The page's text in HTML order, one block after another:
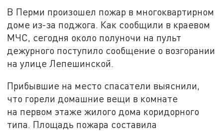
В Перми произошел пожар в многоквартирном
доме из-за поджога. Как сообщили в краевом
МЧС, сегодня около полуночи на пульт
дежурного поступило сообщение о возгорании
на улице Лепешинской.
Прибывшие на место спасатели выяснили,
что горели домашние вещи в комнате
на первом этаже жилого дома коридорного
типа. Площадь пожара составила